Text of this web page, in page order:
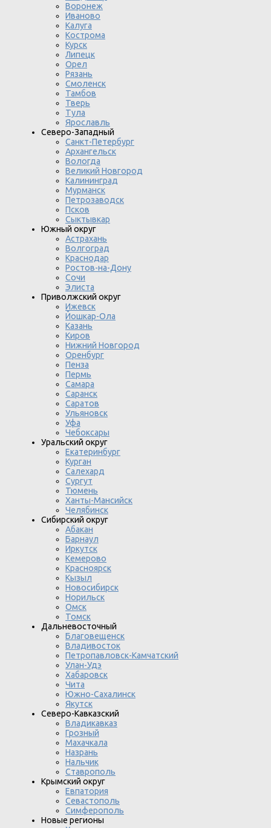
Воронеж
Иваново
Калуга
Кострома
Курск
Липецк
Орел
Рязань
Смоленск
Тамбов
Тверь
Тула
Ярославль
Северо-Западный
Санкт-Петербург
Архангельск
Вологда
Великий Новгород
Калининград
Мурманск
Петрозаводск
Псков
Сыктывкар
Южный округ
Астрахань
Волгоград
Краснодар
Ростов-на-Дону
Сочи
Элиста
Приволжский округ
Ижевск
Йошкар-Ола
Казань
Киров
Нижний Новгород
Оренбург
Пенза
Пермь
Самара
Саранск
Саратов
Ульяновск
Уфа
Чебоксары
Уральский округ
Екатеринбург
Курган
Салехард
Сургут
Тюмень
Ханты-Мансийск
Челябинск
Сибирский округ
Абакан
Барнаул
Иркутск
Кемерово
Красноярск
Кызыл
Новосибирск
Норильск
Омск
Томск
Дальневосточный
Благовещенск
Владивосток
Петропавловск-Камчатский
Улан-Удэ
Хабаровск
Чита
Южно-Сахалинск
Якутск
Северо-Кавказский
Владикавказ
Грозный
Махачкала
Назрань
Нальчик
Ставрополь
Крымский округ
Евпатория
Севастополь
Симферополь
Новые регионы